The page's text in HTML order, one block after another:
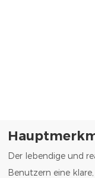
Der lebendige und
Benutzern eine